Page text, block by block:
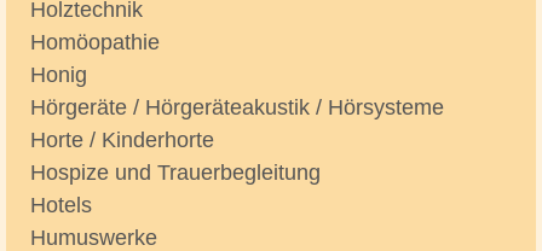
Holztechnik
Homöopathie
Honig
Hörgeräte / Hörgeräteakustik / Hörsysteme
Horte / Kinderhorte
Hospize und Trauerbegleitung
Hotels
Humuswerke